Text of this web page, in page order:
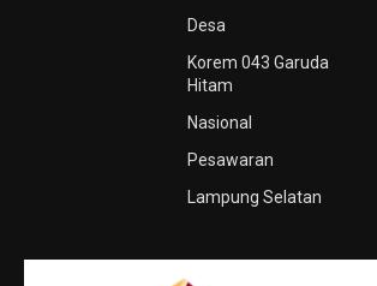
Desa
Korem 043 Garuda
Hitam
Nasional
Pesawaran
Lampung Selatan